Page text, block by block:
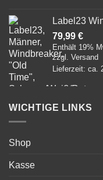
Label23
79,99 €
Enthält 19%
zzgl. Versand
Lieferzeit: ca.
WICHTIGE LINKS
Shop
Kasse